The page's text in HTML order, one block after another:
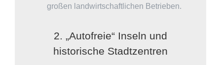
großen landwirtschaftlichen Betrieben.
2. „Autofreie“ Inseln und
historische Stadtzentren